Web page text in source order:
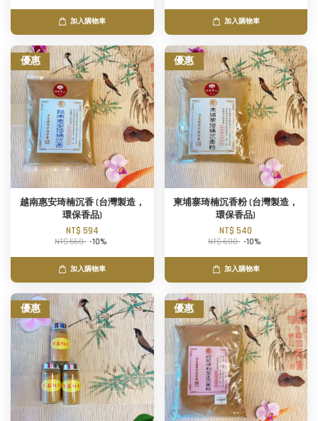
加入購物車 加入購物車
優惠
越南惠安琦楠沉香 (台灣製造，
環保香品)
NT$ 594
NT$ 660 -10%
加入購物車
優惠
柬埔寨琦楠沉香粉 (台灣製造，
環保香品)
NT$ 540
NT$ 600 -10%
加入購物車
優惠 優惠